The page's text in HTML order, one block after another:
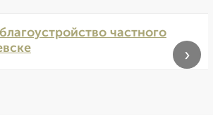
частного
›